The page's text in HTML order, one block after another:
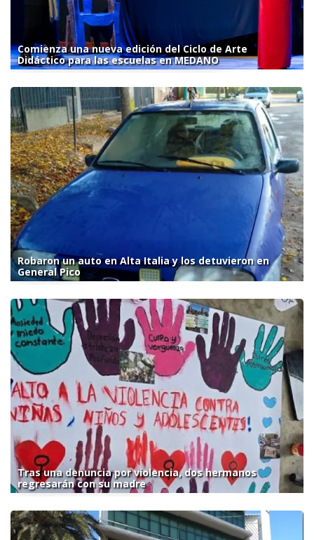
Comienza una nueva edición del Ciclo de Arte
Didáctico para las escuelas en MEDANO
Robaron un auto en Alta Italia y los detuvieron en
General Pico
Tras una denuncia por violencia, dos hermanos
regresarán con su madre